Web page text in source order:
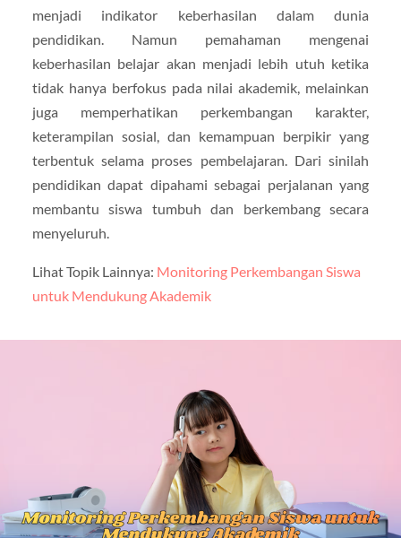
menjadi indikator keberhasilan dalam dunia
pendidikan. Namun pemahaman mengenai
keberhasilan belajar akan menjadi lebih utuh ketika
tidak hanya berfokus pada nilai akademik, melainkan
juga memperhatikan perkembangan karakter,
keterampilan sosial, dan kemampuan berpikir yang
terbentuk selama proses pembelajaran. Dari sinilah
pendidikan dapat dipahami sebagai perjalanan yang
membantu siswa tumbuh dan berkembang secara
menyeluruh.
Lihat Topik Lainnya: Monitoring Perkembangan Siswa
untuk Mendukung Akademik